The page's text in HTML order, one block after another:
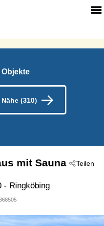
(310)
Teilen
mit Sauna
- Ringköbing